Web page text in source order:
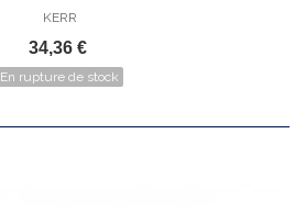
KERR
34,36 €
En rupture de stock